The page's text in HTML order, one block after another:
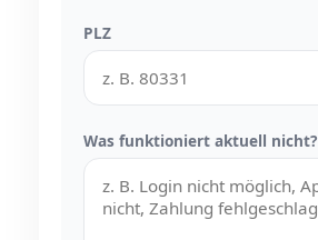
PLZ
Was funktioniert aktuell nicht?